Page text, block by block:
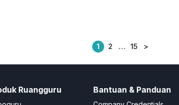
Posts
1 2 … 15 >
Ruangguru Bantuan & Panduan